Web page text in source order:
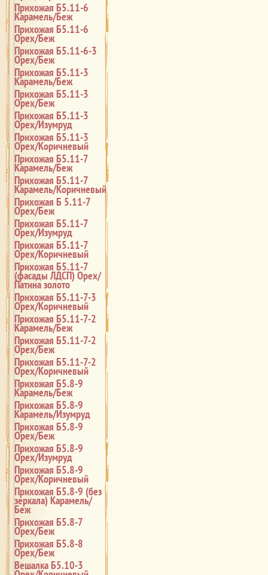
Прихожая Б5.11-6
Карамель/Беж
Прихожая Б5.11-6
Орех/Беж
Прихожая Б5.11-6-3
Орех/Беж
Прихожая Б5.11-3
Карамель/Беж
Прихожая Б5.11-3
Орех/Беж
Прихожая Б5.11-3
Орех/Изумруд
Прихожая Б5.11-3
Орех/Коричневый
Прихожая Б5.11-7
Карамель/Беж
Прихожая Б5.11-7
Карамель/Коричневый
Прихожая Б 5.11-7
Орех/Беж
Прихожая Б5.11-7
Орех/Изумруд
Прихожая Б5.11-7
Орех/Коричневый
Прихожая Б5.11-7
(фасады ЛДСП) Орех/
Патина золото
Прихожая Б5.11-7-3
Орех/Коричневый
Прихожая Б5.11-7-2
Карамель/Беж
Прихожая Б5.11-7-2
Орех/Беж
Прихожая Б5.11-7-2
Орех/Коричневый
Прихожая Б5.8-9
Карамель/Беж
Прихожая Б5.8-9
Карамель/Изумруд
Прихожая Б5.8-9
Орех/Беж
Прихожая Б5.8-9
Орех/Изумруд
Прихожая Б5.8-9
Орех/Коричневый
Прихожая Б5.8-9 (без
зеркала) Карамель/
Беж
Прихожая Б5.8-7
Орех/Беж
Прихожая Б5.8-8
Орех/Беж
Вешалка Б5.10-3